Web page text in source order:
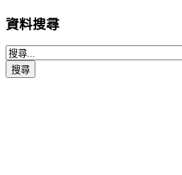
資料搜尋